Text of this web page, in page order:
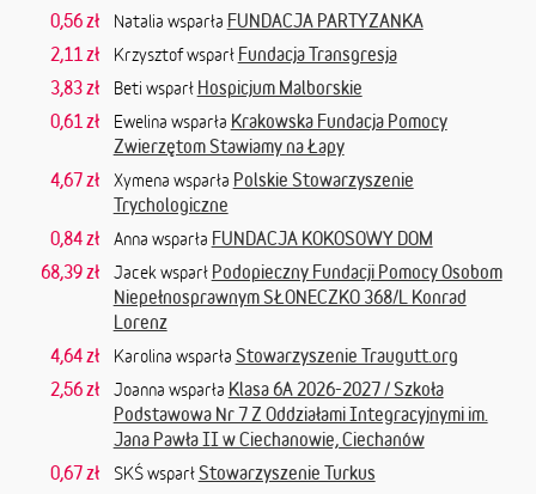
0,56 zł
Natalia wsparła FUNDACJA PARTYZANKA
2,11 zł
Krzysztof wsparł Fundacja Transgresja
3,83 zł
Beti wsparł Hospicjum Malborskie
0,61 zł
Ewelina wsparła Krakowska Fundacja Pomocy
Zwierzętom Stawiamy na Łapy
4,67 zł
Xymena wsparła Polskie Stowarzyszenie
Trychologiczne
0,84 zł
Anna wsparła FUNDACJA KOKOSOWY DOM
68,39 zł
Jacek wsparł Podopieczny Fundacji Pomocy Osobom
Niepełnosprawnym SŁONECZKO 368/L Konrad
Lorenz
4,64 zł
Karolina wsparła Stowarzyszenie Traugutt.org
2,56 zł
Joanna wsparła Klasa 6A 2026-2027 / Szkoła
Podstawowa Nr 7 Z Oddziałami Integracyjnymi im.
Jana Pawła II w Ciechanowie, Ciechanów
0,67 zł
SKŚ wsparł Stowarzyszenie Turkus